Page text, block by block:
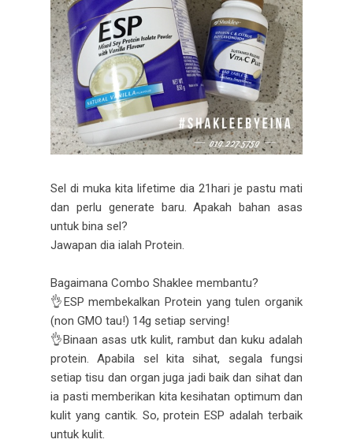
Sel di muka kita lifetime dia 21hari je pastu mati
dan perlu generate baru. Apakah bahan asas
untuk bina sel?
Jawapan dia ialah Protein.
Bagaimana Combo Shaklee membantu?
👌ESP membekalkan Protein yang tulen organik
(non GMO tau!) 14g setiap serving!
👌Binaan asas utk kulit, rambut dan kuku adalah
protein. Apabila sel kita sihat, segala fungsi
setiap tisu dan organ juga jadi baik dan sihat dan
ia pasti memberikan kita kesihatan optimum dan
kulit yang cantik. So, protein ESP adalah terbaik
untuk kulit.